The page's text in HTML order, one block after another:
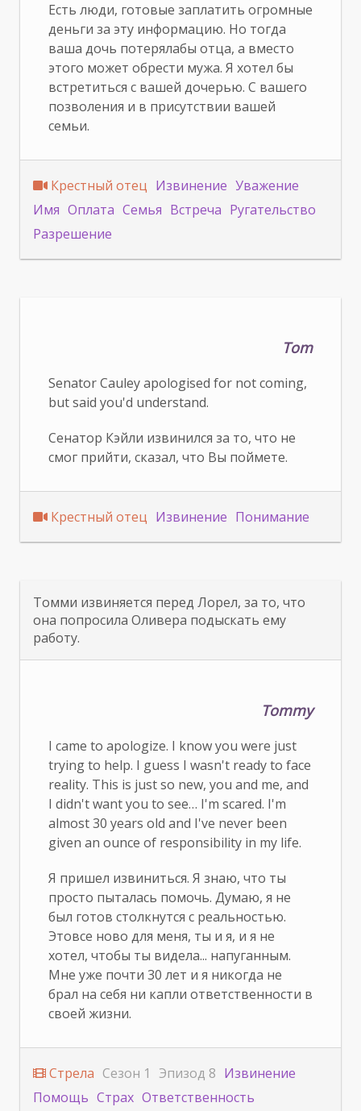
Есть люди, готовые заплатить огромные
деньги за эту информацию. Но тогда
ваша дочь потерялабы отца, а вместо
этого может обрести мужа. Я хотел бы
встретиться с вашей дочерью. С вашего
позволения и в присутствии вашей
семьи.
Крестный отец Извинение Уважение
Имя Оплата Семья Встреча Ругательство
Разрешение
Tom
Senator Cauley apologised for not coming,
but said you'd understand.
Сенатор Кэйли извинился за то, что не
смог прийти, сказал, что Вы поймете.
Крестный отец Извинение Понимание
Томми извиняется перед Лорел, за то, что
она попросила Оливера подыскать ему
работу.
Tommy
I came to apologize. I know you were just
trying to help. I guess I wasn't ready to face
reality. This is just so new, you and me, and
I didn't want you to see… I'm scared. I'm
almost 30 years old and I've never been
given an ounce of responsibility in my life.
Я пришел извиниться. Я знаю, что ты
просто пыталась помочь. Думаю, я не
был готов столкнутся с реальностью.
Этовсе ново для меня, ты и я, и я не
хотел, чтобы ты видела... напуганным.
Мне уже почти 30 лет и я никогда не
брал на себя ни капли ответственности в
своей жизни.
Стрела Сезон 1 Эпизод 8 Извинение
Помощь Страх Ответственность